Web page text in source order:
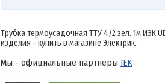
Трубка термоусадочная ТТУ 4/2 зел. 1м ИЭК
изделия - купить в магазине Электрик.
Мы - официальные партнеры IEK